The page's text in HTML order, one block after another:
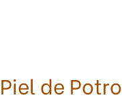
de Potro